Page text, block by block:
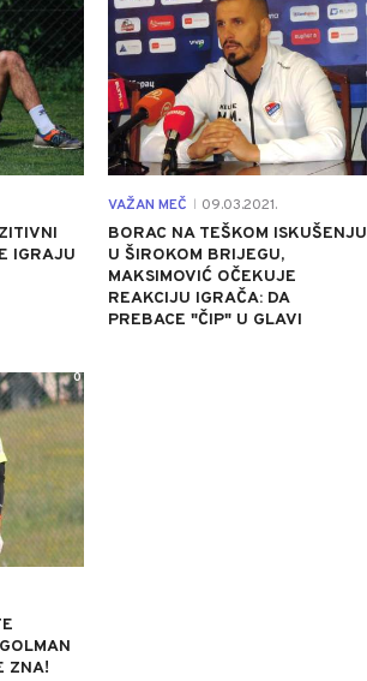
IGRAJU
VAŽAN MEČ 09.03.2021.
BORAC NA TEŠKOM ISKUŠENJU
U ŠIROKOM BRIJEGU,
MAKSIMOVIĆ OČEKUJE
REAKCIJU IGRAČA: DA
PREBACE "ČIP" U GLAVI
ZNA!
0